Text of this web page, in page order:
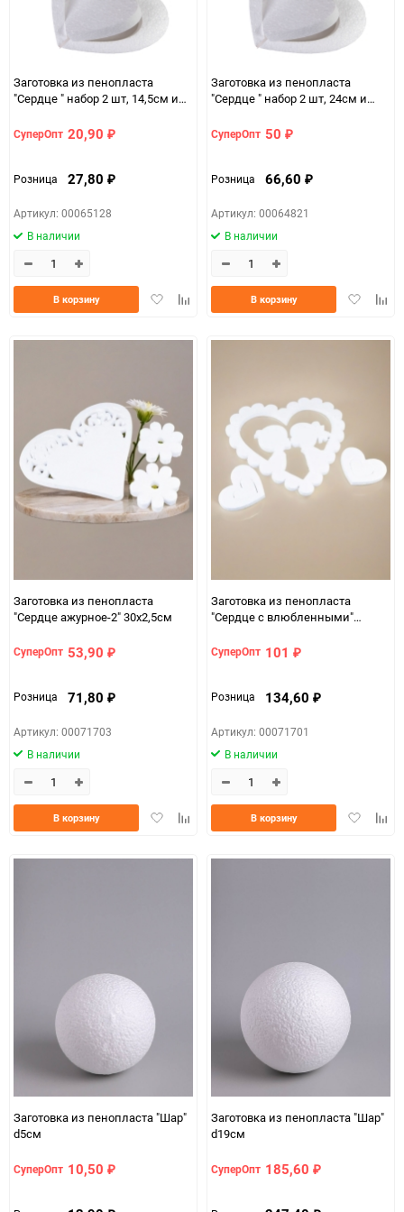
Заготовка из пенопласта
"Сердце " набор 2 шт, 14,5см и
СуперОпт 20,90 ₽
Розница 27,80 ₽
Артикул: 00065128
В наличии
ДобавитьДобавить
В корзину
Заготовка из пенопласта
"Сердце " набор 2 шт, 24см и
СуперОпт 50 ₽
Розница 66,60 ₽
Артикул: 00064821
В наличии
Добавить
В корзину
Заготовка из пенопласта
"Сердце ажурное-2" 30х2,5см
СуперОпт 53,90 ₽
Розница 71,80 ₽
Артикул: 00071703
В наличии
ДобавитьДобавить
В корзину
Заготовка из пенопласта
"Сердце с влюбленными"
СуперОпт 101 ₽
Розница 134,60 ₽
Артикул: 00071701
В наличии
Добавить
В корзину
Заготовка из пенопласта "Шар"
d5см
СуперОпт 10,50 ₽
Заготовка из пенопласта "Шар"
d19см
СуперОпт 185,60 ₽